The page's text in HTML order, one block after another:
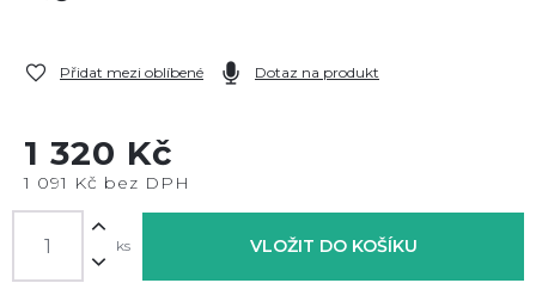
Přidat mezi oblíbené Dotaz na produkt
1 320 Kč
1 091 Kč bez DPH
ks VLOŽIT DO KOŠÍKU